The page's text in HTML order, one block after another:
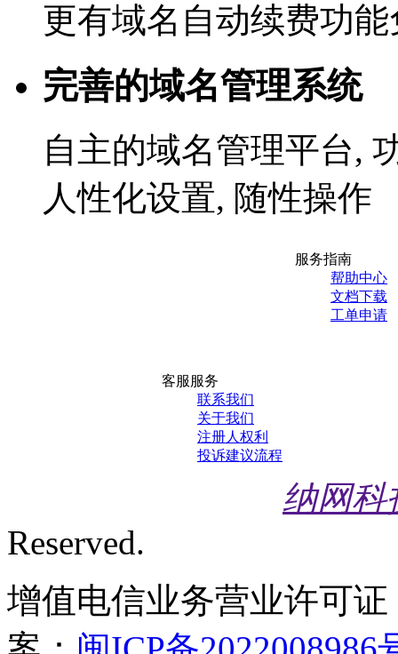
更有域名自动续费功
完善的域名管理系统
自主的域名管理平台,
人性化设置, 随性操作
服务指南
帮助中心
文档下载
工单申请
客服服务
联系我们
关于我们
注册人权利
投诉建议流程
纳网
Reserved.
增值电信业务营业许可证